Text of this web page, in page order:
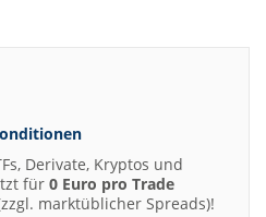
Derivate, Kryptos und
für 0 Euro pro Trade
marktüblicher Spreads)!